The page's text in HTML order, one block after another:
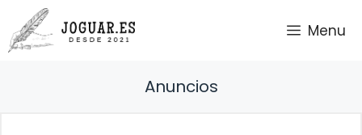
Saltar
al
contenido
Menu
Anuncios